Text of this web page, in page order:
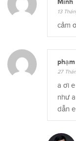
Minh
13
cảm
27
a ơi
như
dẫn